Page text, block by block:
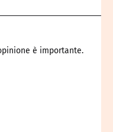
opinione è importante.